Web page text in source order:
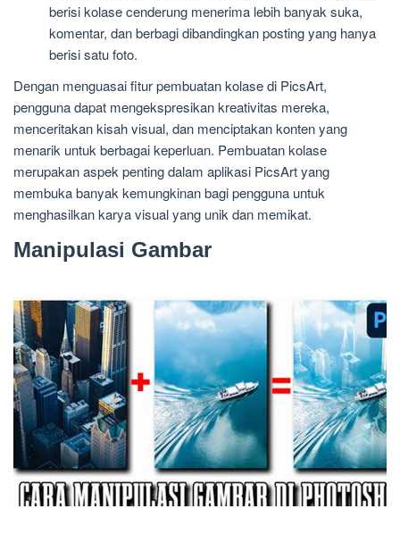
berisi kolase cenderung menerima lebih banyak suka,
komentar, dan berbagi dibandingkan posting yang hanya
berisi satu foto.
Dengan menguasai fitur pembuatan kolase di PicsArt,
pengguna dapat mengekspresikan kreativitas mereka,
menceritakan kisah visual, dan menciptakan konten yang
menarik untuk berbagai keperluan. Pembuatan kolase
merupakan aspek penting dalam aplikasi PicsArt yang
membuka banyak kemungkinan bagi pengguna untuk
menghasilkan karya visual yang unik dan memikat.
Manipulasi Gambar